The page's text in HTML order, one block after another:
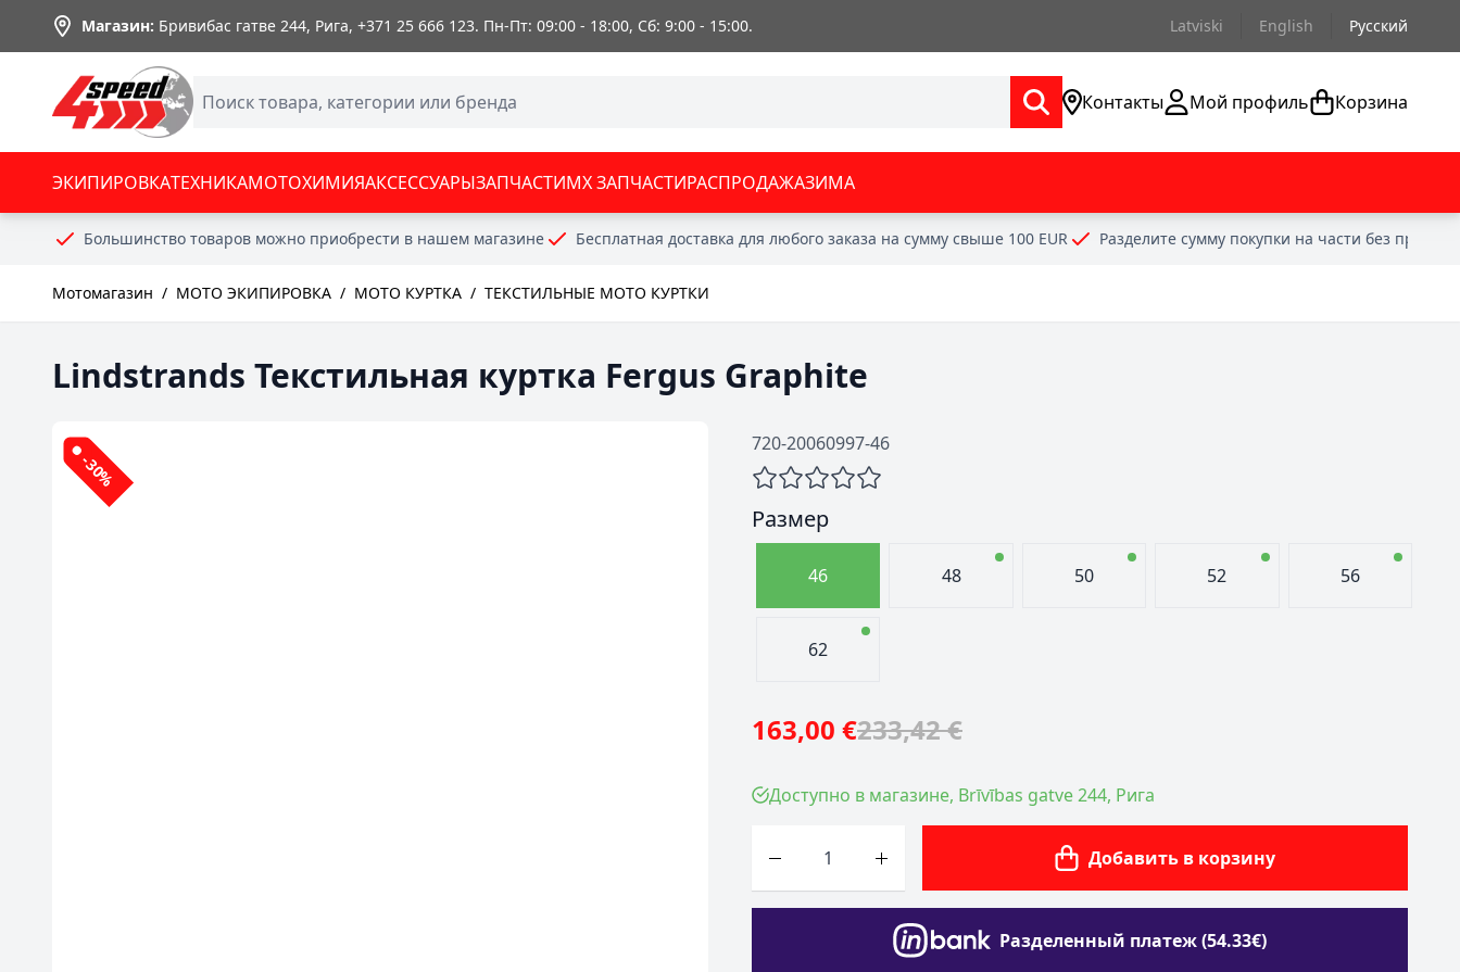
Skip to Content
Магазин: Бривибас гатве 244, Рига, +371 25 666 123. Пн-Пт: 09:00 - 18:00, Сб: 9:00 - 15:00. Latviski English Русский
Контакты Мой профиль Корзина
ЭКИПИРОВКАТЕХНИКАМОТОХИМИЯАКСЕССУАРЫЗАПЧАСТИMX ЗАПЧАСТИРАСПРОДАЖАЗИМА
Большинство товаров можно приобрести в нашем магазине Бесплатная доставка для любого заказа на сумму свыше 100 EUR Разделите сумму покупки на части без
Мотомагазин / МОТО ЭКИПИРОВКА / МОТО КУРТКА / ТЕКСТИЛЬНЫЕ МОТО КУРТКИ
Lindstrands Текстильная куртка Fergus Graphite
720-20060997-46
-30%
Размер
46 48 50 52 56
62
163,00 €233,42 €
Доступно в магазине, Brīvības gatve 244, Рига
Добавить в корзину
Разделенный платеж (54.33€)